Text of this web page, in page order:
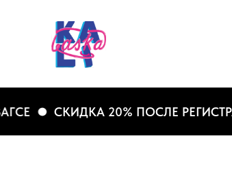
СКИДКА 20% ПОСЛЕ